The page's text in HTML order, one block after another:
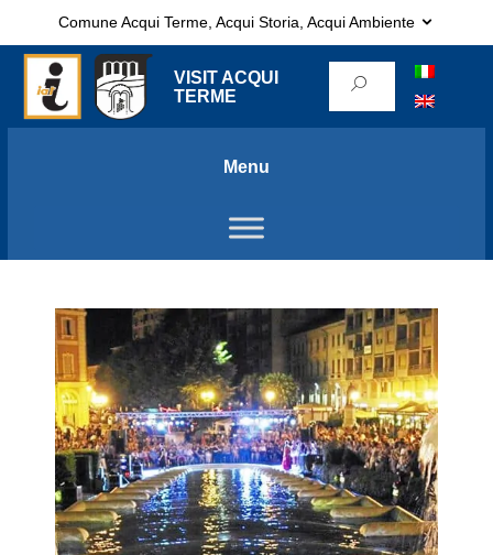
Comune Acqui Terme, Acqui Storia, Acqui Ambiente
VISIT ACQUI
TERME
Menu